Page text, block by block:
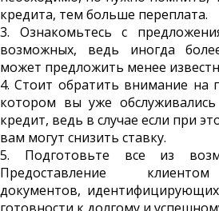
кредита, тем больше переплата.
3. Ознакомьтесь с
возможных, ведь иногда
может предложить менее
4. Стоит обратить внимание на
котором вы уже
кредит, ведь в случае если при
вам могут снизить ставку.
5. Подготовьте все из
Предоставление
документов,